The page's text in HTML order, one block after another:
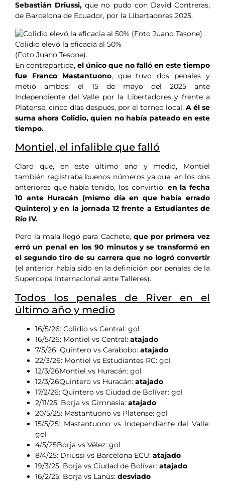
Sebastián Driussi, que no pudo con David Contreras,
de Barcelona de Ecuador, por la Libertadores 2025.
Colidio elevó la eficacia al 50%
(Foto Juano Tesone).
En contrapartida, el único que no falló en este tiempo
fue Franco Mastantuono, que tuvo dos penales y
metió ambos: el 15 de mayo del 2025 ante
Independiente del Valle por la Libertadores y frente a
Platense, cinco días después, por el torneo local. A él se
suma ahora Colidio, quien no había pateado en este
tiempo.
Montiel, el infalible que falló
Claro que, en este último año y medio, Montiel
también registraba buenos números ya que, en los dos
anteriores que había tenido, los convirtió: en la fecha
10 ante Huracán (mismo día en que había errado
Quintero) y en la jornada 12 frente a Estudiantes de
Río IV.
Pero la mala llegó para Cachete, que por primera vez
erró un penal en los 90 minutos y se transformó en
el segundo tiro de su carrera que no logró convertir
(el anterior había sido en la definición por penales de la
Supercopa Internacional ante Talleres).
Todos los penales de River en el
último año y medio
16/5/26: Colidio vs Central: gol
16/5/26: Montiel vs Central: atajado
7/5/26: Quintero vs Carabobo: atajado
22/3/26: Montiel vs Estudiantes RC: gol
12/3/26Montiel vs Huracán: gol
12/3/26Quintero vs Huracán: atajado
17/2/26: Quintero vs Ciudad de Bolívar: gol
2/11/25: Borja vs Gimnasia: atajado
20/5/25: Mastantuono vs Platense: gol
15/5/25: Mastantuono vs Independiente del Valle:
gol
4/5/25Borja vs Vélez: gol
8/4/25: Driussi vs Barcelona ECU: atajado
19/3/25: Borja vs Ciudad de Bolívar: atajado
16/2/25: Borja vs Lanús: desviado